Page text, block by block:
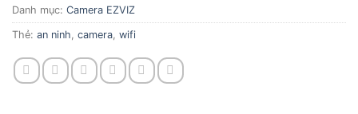
Danh mục: Camera EZVIZ
Thẻ: an ninh camera wifi